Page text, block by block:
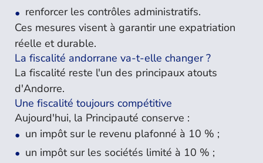
renforcer les contrôles administratifs.
Ces mesures visent à garantir une expatriation
réelle et durable.
La fiscalité andorrane va-t-elle changer ?
La fiscalité reste l'un des principaux atouts
d'Andorre.
Une fiscalité toujours compétitive
Aujourd'hui, la Principauté conserve :
un impôt sur le revenu plafonné à 10 % ;
un impôt sur les sociétés limité à 10 % ;